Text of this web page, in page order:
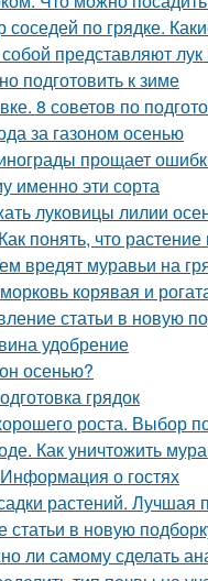
по грядке.
представляют лук
подготовить к зиме
8 советов по
за газоном осенью
прощает
именно эти сорта
луковицы лилии
понять, что
вредят муравьи на
корявая и
статьи в новую
удобрение
осенью?
грядок
роста. Выбор
Как уничтожить
о гостях
растений. Лучшая
в новую
ли самому сделать